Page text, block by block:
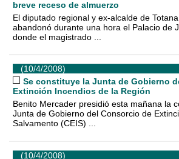
breve receso de almuerzo
El diputado regional y ex-alcalde de
abandonó durante una hora el Palacio de
donde el magistrado ...
(10/4/2008)
Se constituye la Junta de Gobierno
Extinción Incendios de la Región
Benito Mercader presidió esta mañana la
Junta de Gobierno del Consorcio de
Salvamento (CEIS) ...
(10/4/2008)